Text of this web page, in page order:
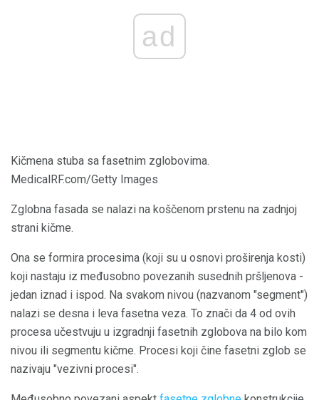
ad
Kičmena stuba sa fasetnim zglobovima.
MedicalRF.com/Getty Images
Zglobna fasada se nalazi na koščenom prstenu na zadnjoj
strani kičme.
Ona se formira procesima (koji su u osnovi proširenja kosti)
koji nastaju iz međusobno povezanih susednih pršljenova -
jedan iznad i ispod. Na svakom nivou (nazvanom "segment")
nalazi se desna i leva fasetna veza. To znači da 4 od ovih
procesa učestvuju u izgradnji fasetnih zglobova na bilo kom
nivou ili segmentu kičme. Procesi koji čine fasetni zglob se
nazivaju "vezivni procesi".